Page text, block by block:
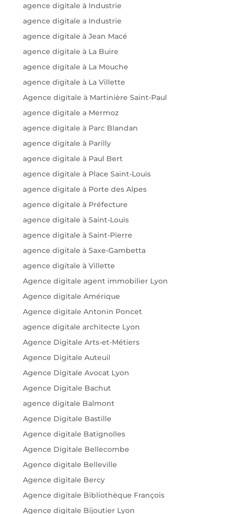
agence digitale à Industrie
agence digitale a Industrie
agence digitale à Jean Macé
agence digitale à La Buire
agence digitale à La Mouche
agence digitale à La Villette
Agence digitale à Martinière Saint-Paul
agence digitale a Mermoz
agence digitale à Parc Blandan
agence digitale à Parilly
agence digitale à Paul Bert
agence digitale à Place Saint-Louis
agence digitale à Porte des Alpes
agence digitale à Préfecture
agence digitale à Saint-Louis
agence digitale à Saint-Pierre
agence digitale à Saxe-Gambetta
agence digitale à Villette
Agence digitale agent immobilier Lyon
Agence digitale Amérique
Agence digitale Antonin Poncet
agence digitale architecte Lyon
Agence Digitale Arts-et-Métiers
Agence Digitale Auteuil
Agence Digitale Avocat Lyon
Agence Digitale Bachut
agence digitale Balmont
Agence Digitale Bastille
Agence digitale Batignolles
Agence Digitale Bellecombe
Agence digitale Belleville
Agence digitale Bercy
Agence digitale Bibliothèque François
Agence digitale Bijoutier Lyon